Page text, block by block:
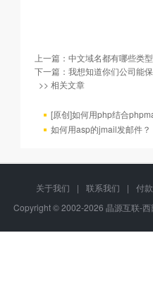
上一篇： 中文域名都有哪些类
下一篇： 我想知道你们公司能
>> 相关文章
[原创]如何用php结合
如何用asp的jmail发邮件？
关于我们 | 联系我们 |
付
Copyright © 2002-2026 晶源互联-